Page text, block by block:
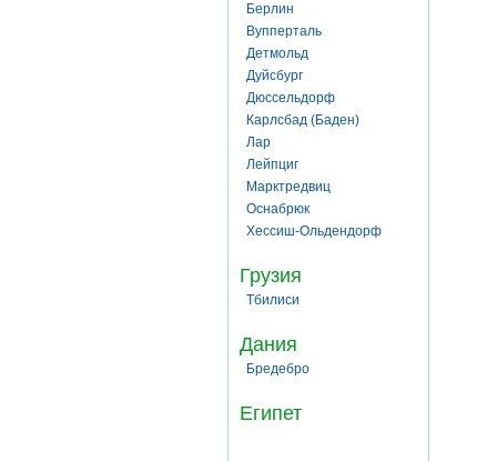
Берлин
Вупперталь
Детмольд
Дуйсбург
Дюссельдорф
Карлсбад (Баден)
Лар
Лейпциг
Марктредвиц
Оснабрюк
Хессиш-Ольдендорф
Грузия
Тбилиси
Дания
Бредебро
Египет